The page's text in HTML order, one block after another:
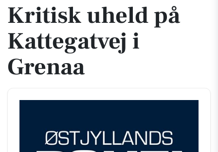
Kritisk uheld på
Kattegatvej i
Grenaa